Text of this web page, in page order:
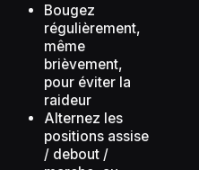
Bougez
régulièrement,
même
brièvement,
pour éviter la
raideur
Alternez les
positions assise
/ debout /